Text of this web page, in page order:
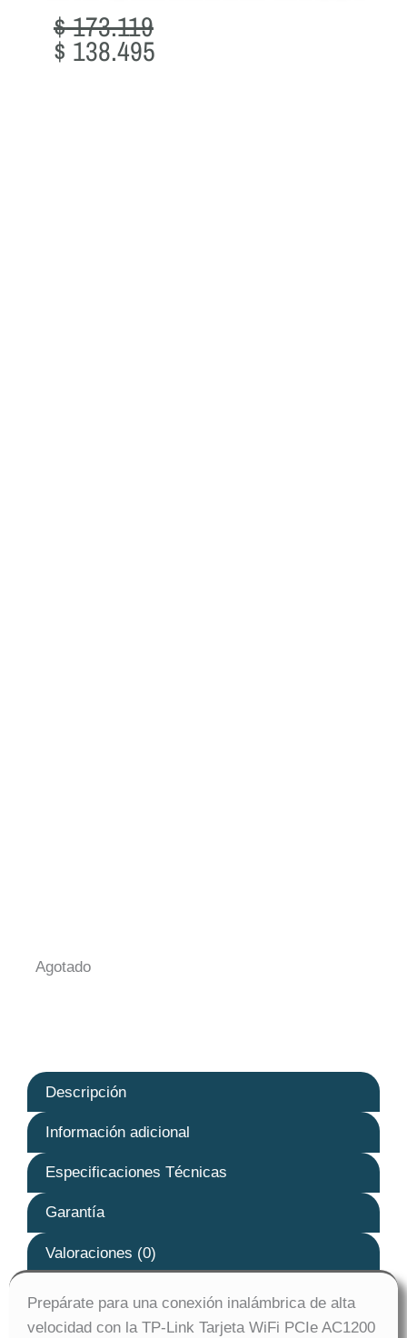
$173.119
Original
price
was:
$ 138.495price
Agotado
Descripción
Información adicional
Especificaciones Técnicas
Garantía
Valoraciones (0)
Prepárate para una conexión inalámbrica de alta
velocidad con la TP-Link Tarjeta WiFi PCIe AC1200